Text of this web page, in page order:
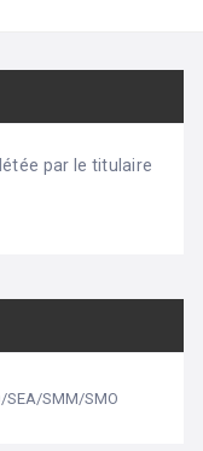
par le titulaire
SEA/SMM/SMO